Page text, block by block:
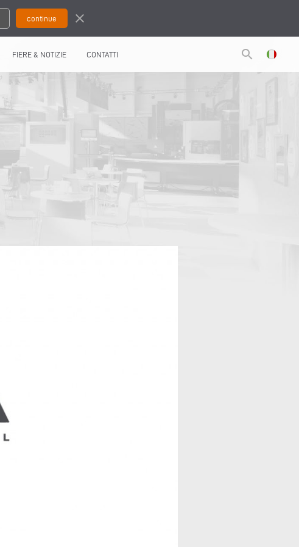
close
FIERE & NOTIZIE CONTATTI search